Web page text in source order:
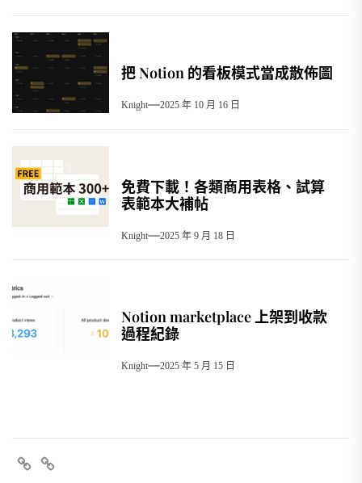
把 Notion 的看板模式當成散佈圖
Knight 2025 年 10 月 16 日
免費下載！各類商用表格、試算
表範本大補帖
Knight 2025 年 9 月 18 日
Notion marketplace 上架到收款
過程紀錄
Knight 2025 年 5 月 15 日
FB +line